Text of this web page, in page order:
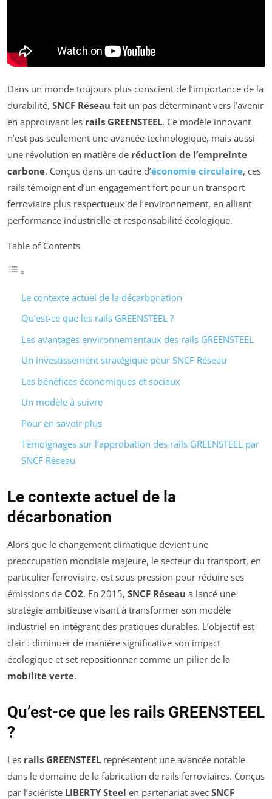
Dans un monde toujours plus conscient de l’importance de la
durabilité, SNCF Réseau fait un pas déterminant vers l’avenir
en approuvant les rails GREENSTEEL. Ce modèle innovant
n’est pas seulement une avancée technologique, mais aussi
une révolution en matière de réduction de l’empreinte
carbone. Conçus dans un cadre d’économie circulaire, ces
rails témoignent d’un engagement fort pour un transport
ferroviaire plus respectueux de l’environnement, en alliant
performance industrielle et responsabilité écologique.
Table of Contents
Le contexte actuel de la décarbonation
Qu’est-ce que les rails GREENSTEEL ?
Les avantages environnementaux des rails GREENSTEEL
Un investissement stratégique pour SNCF Réseau
Les bénéfices économiques et sociaux
Un modèle à suivre
Pour en savoir plus
Témoignages sur l’approbation des rails GREENSTEEL par
SNCF Réseau
Le contexte actuel de la
décarbonation
Alors que le changement climatique devient une
préoccupation mondiale majeure, le secteur du transport, en
particulier ferroviaire, est sous pression pour réduire ses
émissions de CO2. En 2015, SNCF Réseau a lancé une
stratégie ambitieuse visant à transformer son modèle
industriel en intégrant des pratiques durables. L’objectif est
clair : diminuer de manière significative son impact
écologique et set repositionner comme un pilier de la
mobilité verte.
Qu’est-ce que les rails GREENSTEEL
?
Les rails GREENSTEEL représentent une avancée notable
dans le domaine de la fabrication de rails ferroviaires. Conçus
par l’aciériste LIBERTY Steel en partenariat avec SNCF